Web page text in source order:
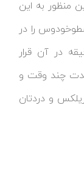
منظور به این
را در
در آن قرار
مدت چند وقت و
و دردتان